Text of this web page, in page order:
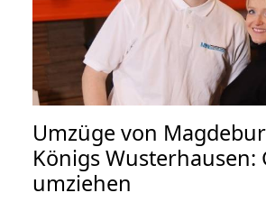
Umzüge von
Königs Wusterhausen:
umziehen